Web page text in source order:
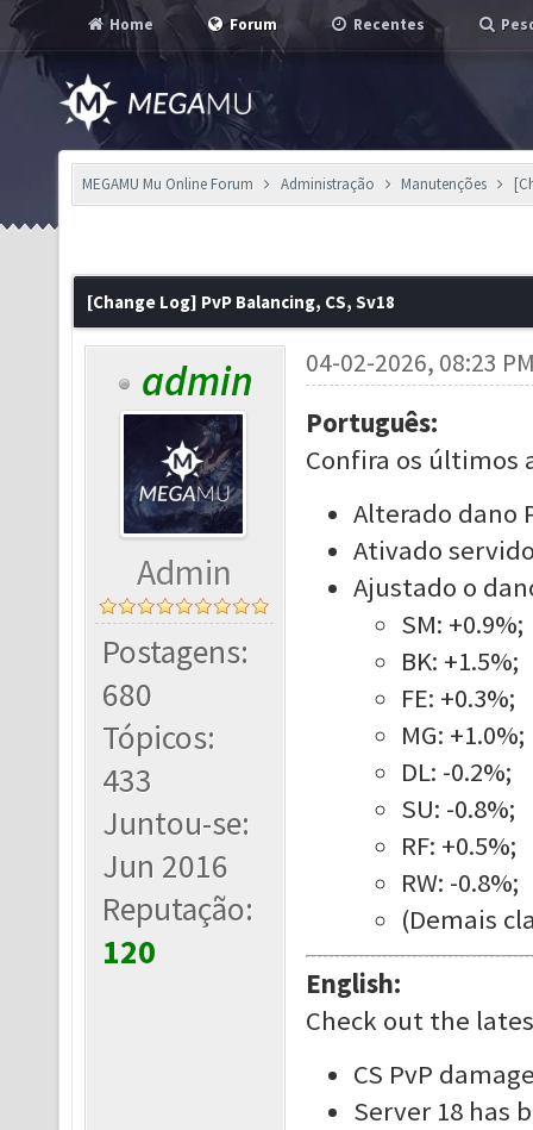
Home Forum Recentes
MEGAMU Mu Online Forum Administração Manutenções
[Change Log] PvP Balancing, CS, Sv18
admin
Admin
Postagens:
680
Tópicos:
433
Juntou-se:
Jun 2016
Reputação:
120
04-02-2026, 08:23
Português:
Confira os últimos
Alterado dano
Ativado
Ajustado o
SM: +0.9%;
BK: +1.5%;
FE: +0.3%;
MG: +1.0%;
DL: -0.2%;
SU: -0.8%;
RF: +0.5%;
RW: -0.8%;
(Demais
English:
Check out the
CS PvP
Server 18 has